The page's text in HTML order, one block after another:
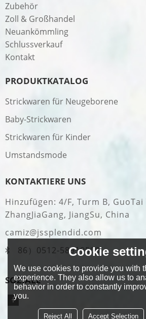
Zubehör
Zoll & Großhandel
Neuankömmling
Schlussverkauf
Kontakt
PRODUKTKATALOG
Strickwaren für Neugeborene
Baby-Strickwaren
Strickwaren für Kinder
Umstandsmode
KONTAKTIERE UNS
Hinzufügen: 4/F, Turm B, GuoTai
ZhangJiaGang, JiangSu, China
camiz@jssplendid.com
86）0512-58919509
SOZIALE
Cookie
We use cookies to provide you with
experience. They also allow us to
behavior in order to constantly
you.
Reject All Accept Selection